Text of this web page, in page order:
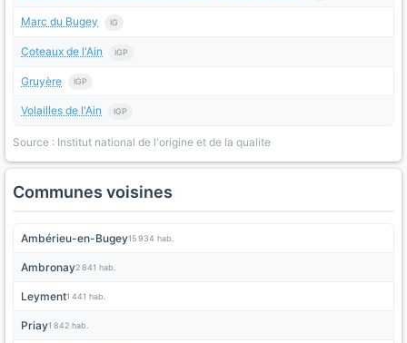
Marc du Bugey IG
Coteaux de l'Ain IGP
Gruyère IGP
Volailles de l'Ain IGP
Source : Institut national de l'origine et de la qualite
Communes voisines
Ambérieu-en-Bugey15 934 hab.
Ambronay2 841 hab.
Leyment1 441 hab.
Priay1 842 hab.